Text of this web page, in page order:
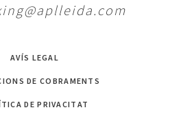
AVÍS LEGAL
DE COBRAMENTS
DE PRIVACITAT